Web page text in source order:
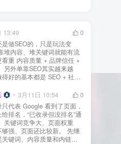
13:49
0
做SEO的，只是玩法变
堆内容、堆关键词就能有流
重 内容质量 + 品牌信任 +
另外单靠SEO其实越来越
好的基本都是 SEO + 社媒
期获客渠道，但不能再当
。
3月11日 10:54
0
代表 Google 看到了页面，
排名，“已收录但没排名”通
关键词竞争大、页面权重
强、页面还比较新。 先继
键词、内容质量和内链，